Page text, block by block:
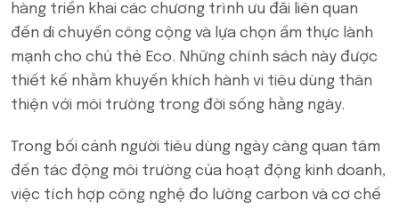
hàng triển khai các chương trình ưu đãi liên quan
đến di chuyển công cộng và lựa chọn ẩm thực lành
mạnh cho chủ thẻ Eco. Những chính sách này được
thiết kế nhằm khuyến khích hành vi tiêu dùng thân
thiện với môi trường trong đời sống hằng ngày.
Trong bối cảnh người tiêu dùng ngày càng quan tâm
đến tác động môi trường của hoạt động kinh doanh,
việc tích hợp công nghệ đo lường carbon và cơ chế